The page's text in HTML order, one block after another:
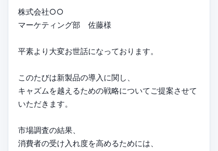
株式会社○○
マーケティング部 佐藤様
平素より大変お世話になっております。
このたびは新製品の導入に関し、
キャズムを越えるための戦略についてご提案させて
いただきます。
市場調査の結果、
消費者の受け入れ度を高めるためには、